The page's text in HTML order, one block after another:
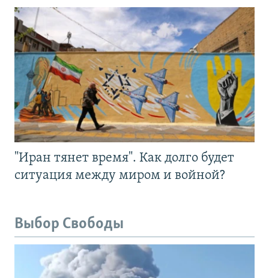
"Иран тянет время". Как долго будет
ситуация между миром и войной?
Выбор Свободы